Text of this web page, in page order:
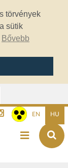
törvények
sütik
Bővebb
EN HU